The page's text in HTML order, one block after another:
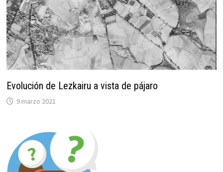
Evolución de Lezkairu a vista de pájaro
9 marzo 2021